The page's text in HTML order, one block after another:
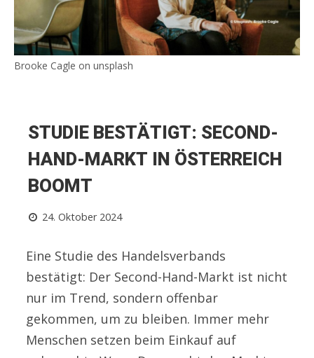
Brooke Cagle on unsplash
STUDIE BESTÄTIGT: SECOND-
HAND-MARKT IN ÖSTERREICH
BOOMT
24. Oktober 2024
Eine Studie des Handelsverbands
bestätigt: Der Second-Hand-Markt ist nicht
nur im Trend, sondern offenbar
gekommen, um zu bleiben. Immer mehr
Menschen setzen beim Einkauf auf